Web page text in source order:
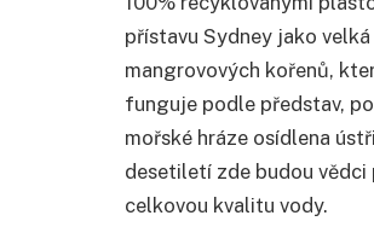
přístavu Sydney jako
mangrovových kořenů,
funguje podle představ,
mořské hráze osídlena
desetiletí zde budou
celkovou kvalitu vody.